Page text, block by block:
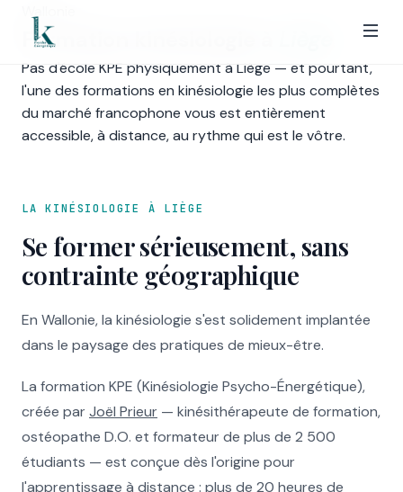
Formation kinésiologie à
Pas d'école KPE physiquement à Liège — et pourtant,
l'une des formations en kinésiologie les plus complètes
du marché francophone vous est entièrement
accessible, à distance, au rythme qui est le vôtre.
LA KINÉSIOLOGIE À LIÈGE
Se former sérieusement, sans
contrainte géographique
En Wallonie, la kinésiologie s'est solidement implantée
dans le paysage des pratiques de mieux-être.
La formation KPE (Kinésiologie Psycho-Énergétique),
créée par Joël Prieur — kinésithérapeute de formation,
ostéopathe D.O. et formateur de plus de 2 500
étudiants — est conçue dès l'origine pour
l'apprentissage à distance : plus de 20 heures de